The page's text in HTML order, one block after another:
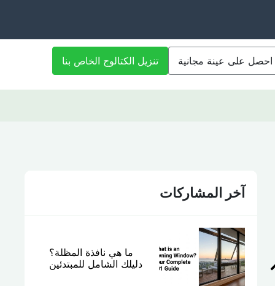
احصل على عينة مجانية تنزيل الكتالوج الخاص بنا
آخر المشاركات
ما هي نافذة المظلة؟
دليلك الشامل للمبتدئين